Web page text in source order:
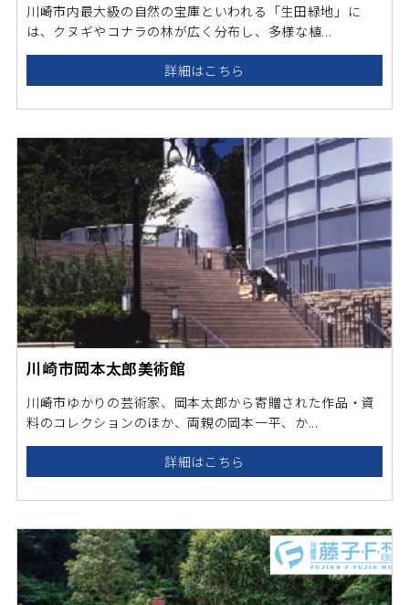
川崎市内最大級の自然の宝庫といわれる「生田緑地」に
は、クヌギやコナラの林が広く分布し、多様な植...
詳細はこちら
川崎市岡本太郎美術館
川崎市ゆかりの芸術家、岡本太郎から寄贈された作品・資
料のコレクションのほか、両親の岡本一平、か...
詳細はこちら